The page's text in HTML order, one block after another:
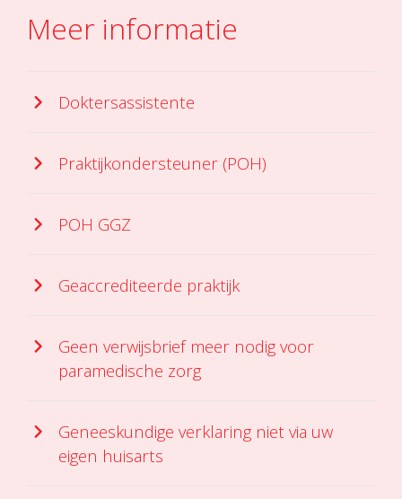
Meer informatie
Doktersassistente
Praktijkondersteuner (POH)
POH GGZ
Geaccrediteerde praktijk
Geen verwijsbrief meer nodig voor
paramedische zorg
Geneeskundige verklaring niet via uw
eigen huisarts